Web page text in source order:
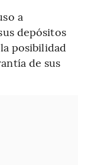
a
depósitos
posibilidad
de sus